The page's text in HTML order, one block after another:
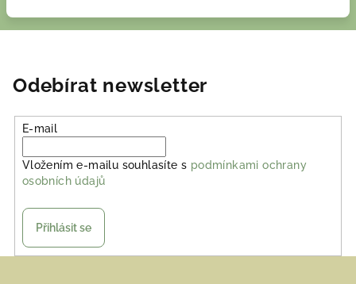
Odebírat newsletter
E-mail
Vložením e-mailu souhlasíte s podmínkami ochrany
osobních údajů
Přihlásit se